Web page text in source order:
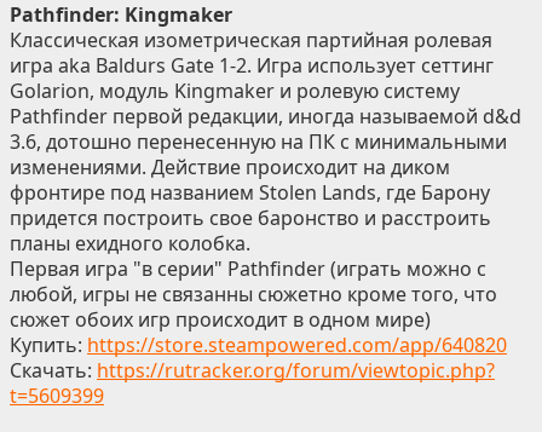
Pathfinder: Kingmaker
Классическая изометрическая партийная ролевая
игра aka Baldurs Gate 1-2. Игра использует сеттинг
Golarion, модуль Kingmaker и ролевую систему
Pathfinder первой редакции, иногда называемой d&d
3.6, дотошно перенесенную на ПК с минимальными
изменениями. Действие происходит на диком
фронтире под названием Stolen Lands, где Барону
придется построить свое баронство и расстроить
планы ехидного колобка.
Первая игра "в серии" Pathfinder (играть можно с
любой, игры не связанны сюжетно кроме того, что
сюжет обоих игр происходит в одном мире)
Купить: https://store.steampowered.com/app/640820
Скачать: https://rutracker.org/forum/viewtopic.php?
t=5609399